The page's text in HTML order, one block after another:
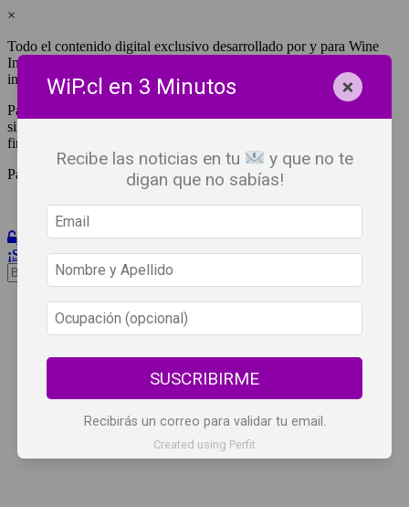
×
Todo el contenido digital exclusivo desarrollado por y para Wine
Independent Press Chile, cuenta con derechos de propiedad
intelectual.
Para tener acceso a una copia y/o impresión de cualquiera de ellos
sin fines de lucro, debes ser #SuscriptorWiP.^Para su réplica con
fines comerciales debes contactar al e-mail
Pagas una sola vez al año y disfrutas por 12 meses.
Iniciar Sesión
¡Suscribete! BeneficiosWiP
Buscar:
Síguenos
WiP.cl en 3 Minutos ×
Recibe las noticias en tu
y que no te
digan que no sabías!
SUSCRIBIRME
Recibirás un correo para validar tu email.
Created using Perfit